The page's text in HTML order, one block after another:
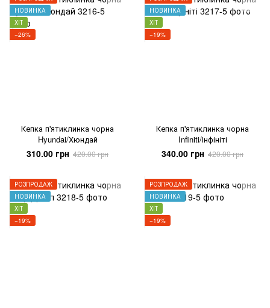
НОВИНКА
ХІТ
−26%
Кепка п'ятиклинка чорна
Hyundai/Хюндай
310.00 грн 420.00 грн
НОВИНКА
ХІТ
−19%
Кепка п'ятиклинка чорна
Infiniti/Інфініті
340.00 грн 420.00 грн
РОЗПРОДАЖ
НОВИНКА
ХІТ
−19%
РОЗПРОДАЖ
НОВИНКА
ХІТ
−19%